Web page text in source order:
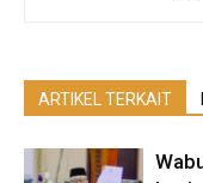
ARTIKEL TERKAIT